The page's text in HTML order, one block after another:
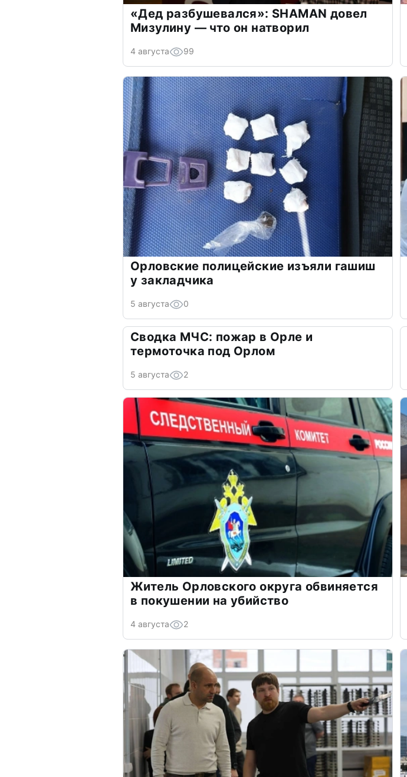
«Дед разбушевался»: SHAMAN довел
Мизулину — что он натворил
4 августа 99
Орловские полицейские изъяли гашиш
у закладчика
5 августа 0
Сводка МЧС: пожар в Орле и
термоточка под Орлом
5 августа 2
Житель Орловского округа обвиняется
в покушении на убийство
4 августа 2